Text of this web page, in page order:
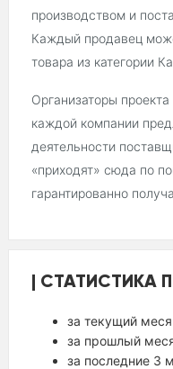
производством и
Каждый продавец
товара из категории
Организаторы
каждой компании
деятельности
«приходят» сюда по
гарантированно
СТАТИСТИКА
за текущий
за прошлый
за последние 3